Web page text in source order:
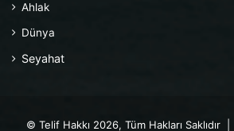
Ahlak
Dünya
Seyahat
© Telif Hakkı 2026, Tüm Hakları Saklıdır |